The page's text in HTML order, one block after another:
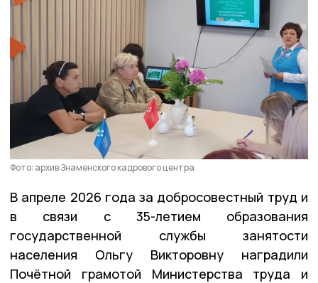
Фото: архив Знаменского кадрового центра
В апреле 2026 года за добросовестный труд и
в связи с 35-летием образования
государственной службы занятости
населения Ольгу Викторовну наградили
Почётной грамотой Министерства труда и